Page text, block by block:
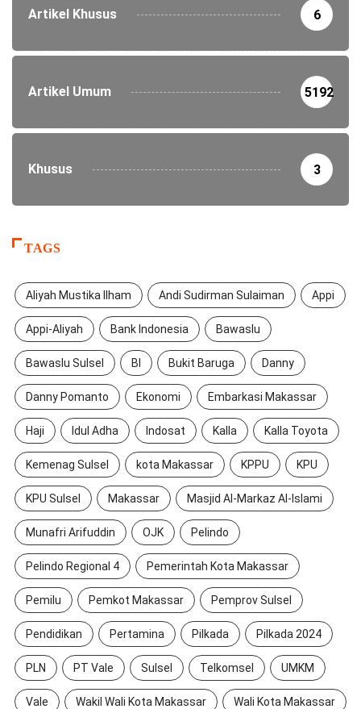
Artikel Khusus 6
Artikel Umum 5192
Khusus 3
TAGS
Aliyah Mustika Ilham Andi Sudirman Sulaiman Appi
Appi-Aliyah Bank Indonesia Bawaslu
Bawaslu Sulsel BI Bukit Baruga Danny
Danny Pomanto Ekonomi Embarkasi Makassar
Haji Idul Adha Indosat Kalla Kalla Toyota
Kemenag Sulsel kota Makassar KPPU KPU
KPU Sulsel Makassar Masjid Al-Markaz Al-Islami
Munafri Arifuddin OJK Pelindo
Pelindo Regional 4 Pemerintah Kota Makassar
Pemilu Pemkot Makassar Pemprov Sulsel
Pendidikan Pertamina Pilkada Pilkada 2024
PLN PT Vale Sulsel Telkomsel UMKM
Vale Wakil Wali Kota Makassar Wali Kota Makassar